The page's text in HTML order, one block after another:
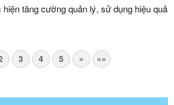
tăng cường quản lý, sử dụng hiệu quả
3 4 5 » »»